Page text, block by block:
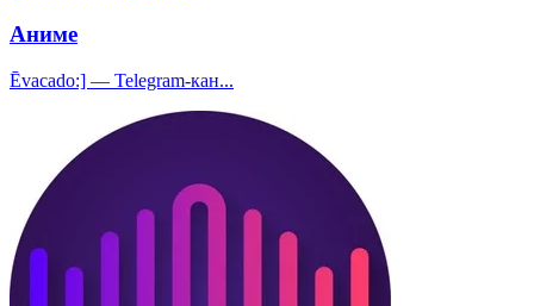
Аниме
Ēvacado:] — Telegram-кан...